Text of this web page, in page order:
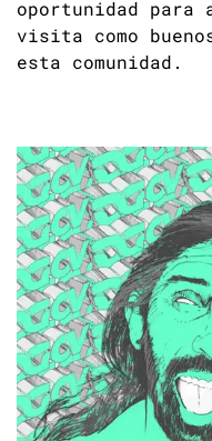
oportunidad para
visita como
esta comunidad.